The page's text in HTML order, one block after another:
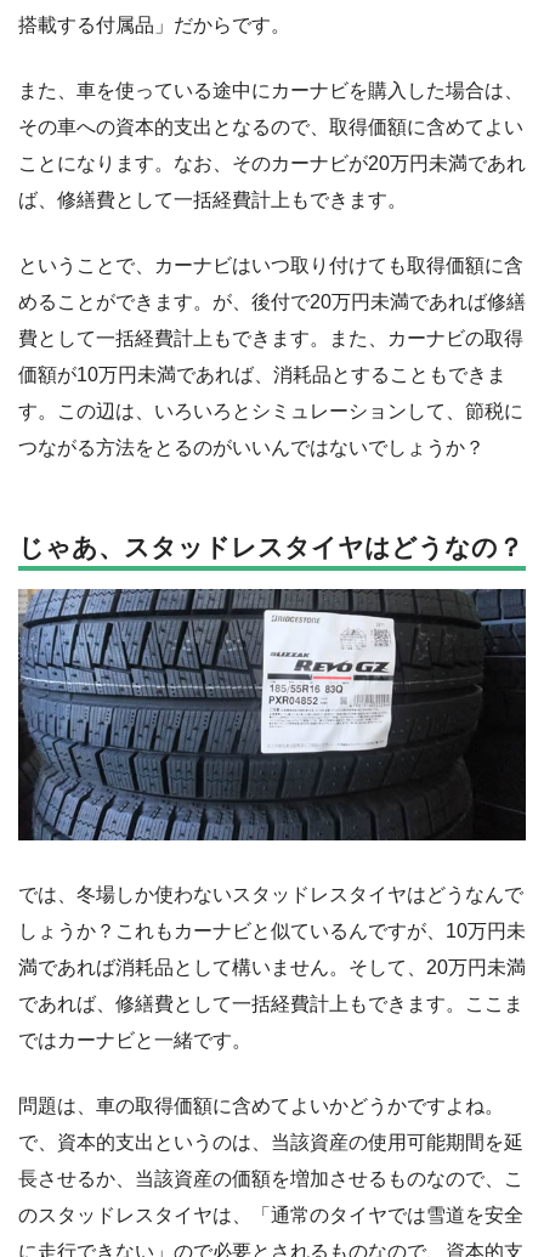
搭載する付属品」だからです。
また、車を使っている途中にカーナビを購入した場合は、
その車への資本的支出となるので、取得価額に含めてよい
ことになります。なお、そのカーナビが20万円未満であれ
ば、修繕費として一括経費計上もできます。
ということで、カーナビはいつ取り付けても取得価額に含
めることができます。が、後付で20万円未満であれば修繕
費として一括経費計上もできます。また、カーナビの取得
価額が10万円未満であれば、消耗品とすることもできま
す。この辺は、いろいろとシミュレーションして、節税に
つながる方法をとるのがいいんではないでしょうか？
じゃあ、スタッドレスタイヤはどうなの？
では、冬場しか使わないスタッドレスタイヤはどうなんで
しょうか？これもカーナビと似ているんですが、10万円未
満であれば消耗品として構いません。そして、20万円未満
であれば、修繕費として一括経費計上もできます。ここま
ではカーナビと一緒です。
問題は、車の取得価額に含めてよいかどうかですよね。
で、資本的支出というのは、当該資産の使用可能期間を延
長させるか、当該資産の価額を増加させるものなので、こ
のスタッドレスタイヤは、「通常のタイヤでは雪道を安全
に走行できない」ので必要とされるものなので、資本的支